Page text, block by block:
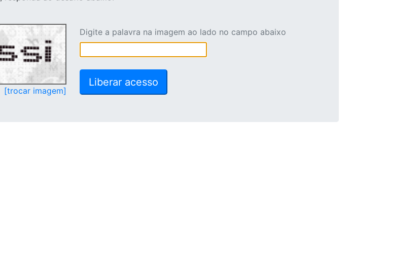
[trocar imagem]
Digite a palavra na imagem ao lado no campo abaixo